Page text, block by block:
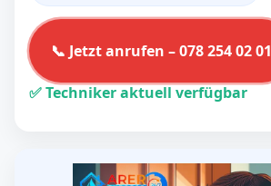
📞 Jetzt anrufen – 078 254 02 01
✅ Techniker aktuell verfügbar